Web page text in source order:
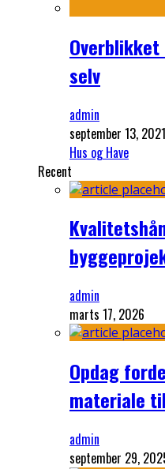
selv
admin
september 13, 2021
Hus og Have
Recent
admin
marts 17, 2026
Opdag
materiale
admin
september 29,